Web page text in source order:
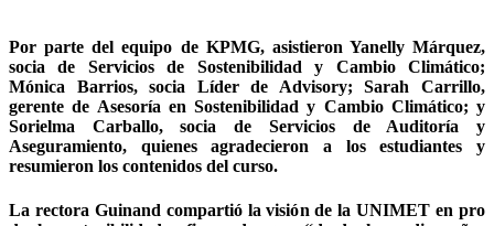
Por parte del equipo de KPMG, asistieron Yanelly Márquez,
socia de Servicios de Sostenibilidad y Cambio Climático;
Mónica Barrios, socia Líder de Advisory; Sarah Carrillo,
gerente de Asesoría en Sostenibilidad y Cambio Climático; y
Sorielma Carballo, socia de Servicios de Auditoría y
Aseguramiento, quienes agradecieron a los estudiantes y
resumieron los contenidos del curso.
La rectora Guinand compartió la visión de la UNIMET en pro